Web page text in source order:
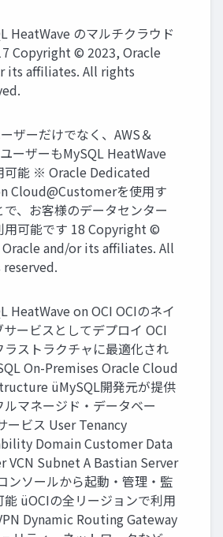
HeatWave のマルチクラウド
Copyright © 2023, Oracle
its affiliates. All rights
ザーだけでなく、AWS＆
ーザーもMySQL HeatWave
可能 ※ Oracle Dedicated
Cloud@Customerを使⽤す
で、お客様のデータセンター
⽤可能です 18 Copyright ©
and/or its affiliates. All
HeatWave on OCI OCIのネイ
サービスとしてデプロイ OCI
ラストラクチャに最適化され
On-Premises Oracle Cloud
üMySQL開発元が提供
ルマネージド・データベー
ービス User Tenancy
Domain Customer Data
VCN Subnet A Bastian Server
ンソールから起動・管理・監
能 üOCIの全リージョンで利⽤
Dynamic Routing Gateway